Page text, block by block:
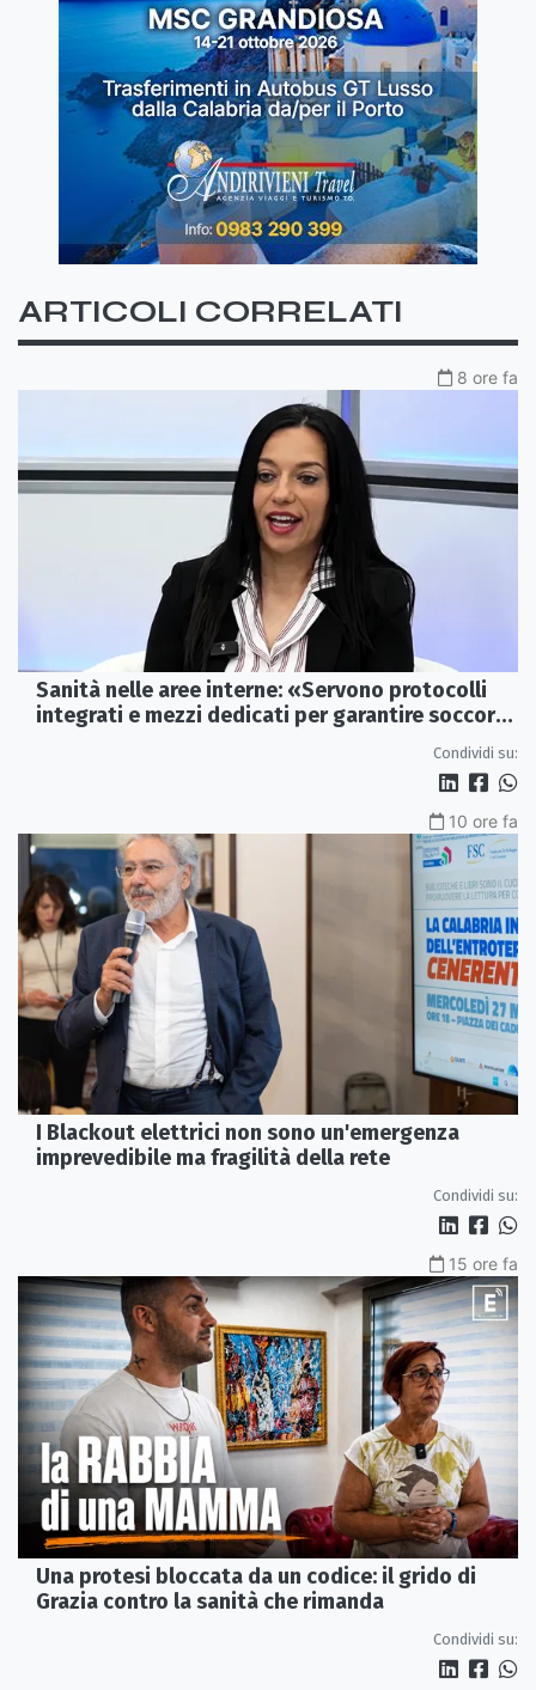
ARTICOLI CORRELATI
8 ore fa
Sanità nelle aree interne: «Servono protocolli
integrati e mezzi dedicati per garantire soccorsi
Condividi su:
10 ore fa
I Blackout elettrici non sono un'emergenza
imprevedibile ma fragilità della rete
Condividi su:
15 ore fa
Una protesi bloccata da un codice: il grido di
Grazia contro la sanità che rimanda
Condividi su: